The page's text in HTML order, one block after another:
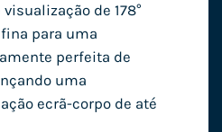
de 178°
para uma
perfeita de
uma
ecrã-corpo de até